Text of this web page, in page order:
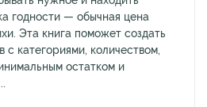
годности — обычная цена
Эта книга поможет создать
с категориями, количеством,
остатком и